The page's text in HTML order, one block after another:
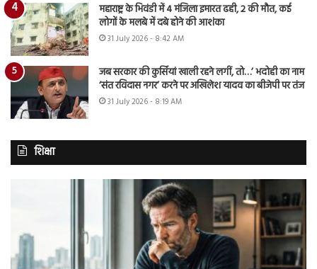
महाराष्ट्र के भिवंडी में 4 मंजिला इमारत ढही, 2 की मौत, कई
लोगों के मलबे में दबे होने की आशंका
31 July 2026 - 8:42 AM
जब सरकार की कुर्सियां खाली रहने लगीं, तो…’ भदोही का नाम
‘संत रविदास नगर’ करने पर अखिलेश यादव का बीजेपी पर तंज
31 July 2026 - 8:19 AM
शिक्षा